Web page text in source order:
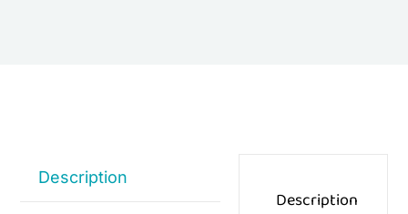
Description
Description